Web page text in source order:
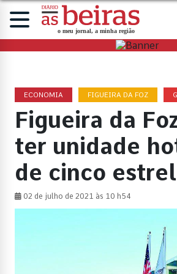
ECONOMIA FIGUEIRA DA FOZ
Figueira da
ter unidade
de cinco
02 de julho de 2021 às 10 h54